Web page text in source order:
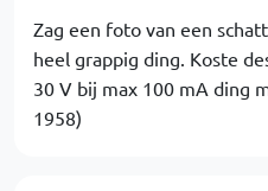
Zag een foto van een
heel grappig ding. Koste
30 V bij max 100 mA ding
1958)